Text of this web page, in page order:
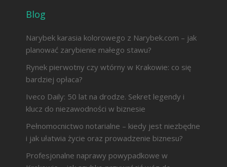
Blog
Narybek karasia kolorowego z Narybek.com – jak
planować zarybienie małego stawu?
Rynek pierwotny czy wtórny w Krakowie: co się
bardziej opłaca?
Iveco Daily: 50 lat na drodze. Sekret legendy i
klucz do niezawodności w biznesie
Pełnomocnictwo notarialne – kiedy jest niezbędne
i jak ułatwia życie oraz prowadzenie biznesu?
Profesjonalne naprawy powypadkowe w